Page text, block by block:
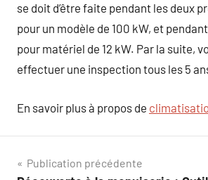
se doit d’être faite pendant les deux
pour un modèle de 100 kW, et
pour matériel de 12 kW. Par la suite,
effectuer une inspection tous les 5
En savoir plus à propos de
Navigation
Publication précédente